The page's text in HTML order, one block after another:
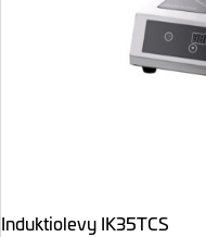
Induktiolevy IK35TCS